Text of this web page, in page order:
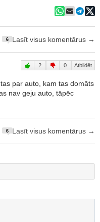
6 Lasīt visus komentārus →
2 0 Atbildēt
par auto, kam tas domāts
nav geju auto, tāpēc
6 Lasīt visus komentārus →